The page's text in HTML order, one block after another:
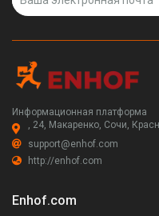
Информационная платформа
, 24, Макаренко, Сочи,
support@enhof.com
http://enhof.com
Enhof.com